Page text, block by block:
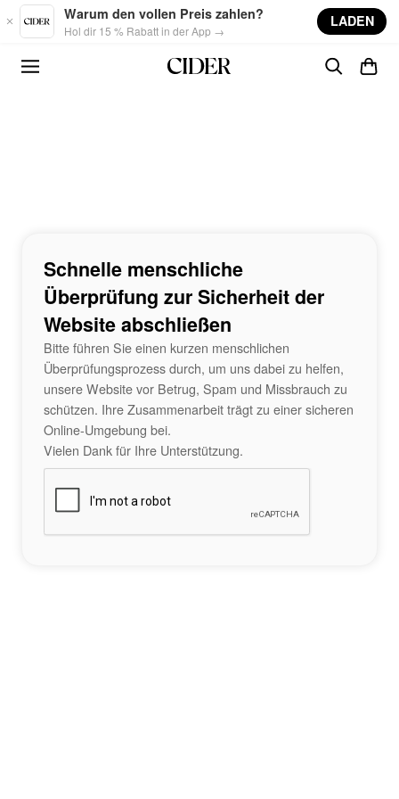
Skip to main content
Warum den vollen Preis zahlen?
Hol dir 15 % Rabatt in der App →
LADEN
Schnelle menschliche
Überprüfung zur Sicherheit der
Website abschließen
Bitte führen Sie einen kurzen menschlichen
Überprüfungsprozess durch, um uns dabei zu helfen,
unsere Website vor Betrug, Spam und Missbrauch zu
schützen. Ihre Zusammenarbeit trägt zu einer sicheren
Online-Umgebung bei.
Vielen Dank für Ihre Unterstützung.